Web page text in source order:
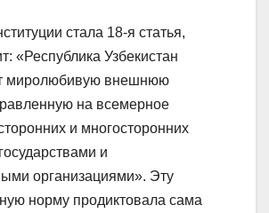
стала 18-я статья,
«Республика Узбекистан
миролюбивую внешнюю
на всемерное
и многосторонних
и
организациями». Эту
норму продиктовала сама